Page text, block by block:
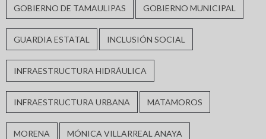
GOBIERNO DE TAMAULIPAS GOBIERNO MUNICIPAL
GUARDIA ESTATAL INCLUSIÓN SOCIAL
INFRAESTRUCTURA HIDRÁULICA
INFRAESTRUCTURA URBANA MATAMOROS
MORENA MÓNICA VILLARREAL ANAYA